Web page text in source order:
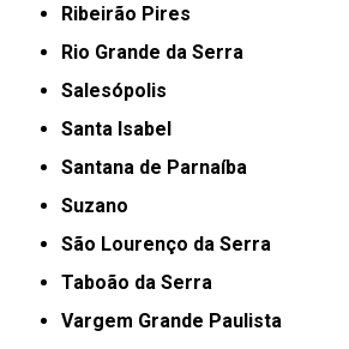
Ribeirão Pires
Rio Grande da Serra
Salesópolis
Santa Isabel
Santana de Parnaíba
Suzano
São Lourenço da Serra
Taboão da Serra
Vargem Grande Paulista